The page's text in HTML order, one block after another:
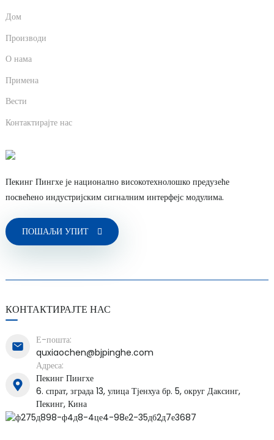
Дом
Производи
О нама
Примена
Вести
Контактирајте нас
Пекинг Пингхе је национално високотехнолошко предузеће
посвећено индустријским сигналним интерфејс модулима.
ПОШАЉИ УПИТ
КОНТАКТИРАЈТЕ НАС
Е-пошта:
quxiaochen@bjpinghe.com
Адреса:
Пекинг Пингхе
6. спрат, зграда 13, улица Тјенхуа бр. 5, округ Даксинг,
Пекинг, Кина